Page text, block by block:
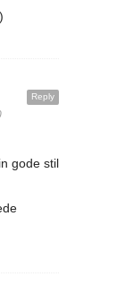
Reply
gode stil